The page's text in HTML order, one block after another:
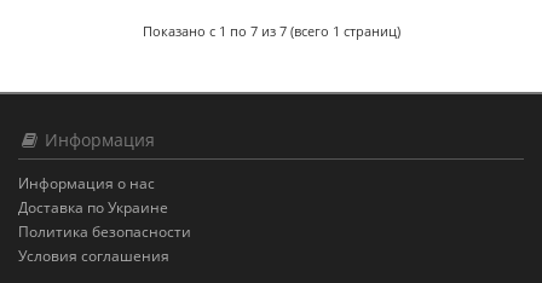
Показано с 1 по 7 из 7 (всего 1 страниц)
Информация
Информация о нас
Доставка по Украине
Политика безопасности
Условия соглашения